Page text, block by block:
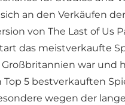
an den Verkäufen der
von The Last of Us
das meistverkaufte
war und
5 bestverkauften
wegen der